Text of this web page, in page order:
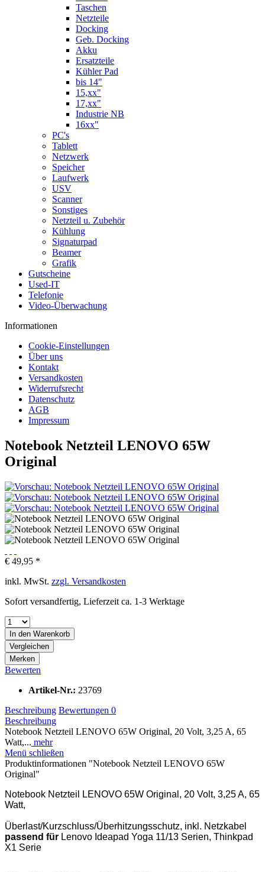
Taschen
Netzteile
Docking
Geb. Docking
Akku
Ersatzteile
Kühler Pad
bis 14"
15,xx"
17,xx"
Industrie NB
16xx"
PC's
Tablett
Netzwerk
Speicher
Laufwerk
USV
Scanner
Sonstiges
Netzteil u. Zubehör
Kühlung
Signaturpad
Beamer
Grafik
Gutscheine
Used-IT
Telefonie
Video-Überwachung
Informationen
Cookie-Einstellungen
Über uns
Kontakt
Versandkosten
Widerrufsrecht
Datenschutz
AGB
Impressum
Notebook Netzteil LENOVO 65W
Original
€ 49,95 *
inkl. MwSt. zzgl. Versandkosten
Sofort versandfertig, Lieferzeit ca. 1-3 Werktage
In den Warenkorb
Vergleichen
Merken
Bewerten
Artikel-Nr.: 23769
Beschreibung Bewertungen 0
Beschreibung
Notebook Netzteil LENOVO 65W Original, 20 Volt, 3,25 A, 65
Watt,... mehr
Menü schließen
Produktinformationen "Notebook Netzteil LENOVO 65W
Original"
Notebook Netzteil LENOVO 65W Original, 20 Volt, 3,25 A, 65
Watt,
Überlast/Kurzschluss/Überhitzungsschutz, inkl. Netzkabel
passend für Lenovo Ideapad Yoga 11/13 Serien, Thinkpad
X1 Serie